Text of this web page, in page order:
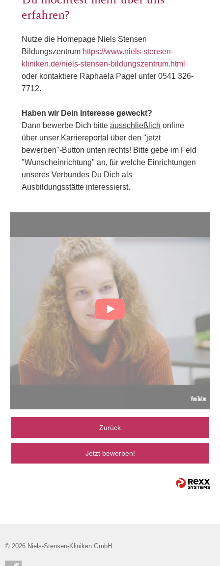
erfahren?
Nutze die Homepage Niels Stensen
Bildungszentrum https://www.niels-stensen-
kliniken.de/niels-stensen-bildungszentrum.html
oder kontaktiere Raphaela Pagel unter 0541 326-
7712.
Haben wir Dein Interesse geweckt?
Dann bewerbe Dich bitte ausschließlich online
über unser Karriereportal über den "jetzt
bewerben"-Button unten rechts! Bitte gebe im Feld
"Wunscheinrichtung" an, für welche Einrichtungen
unseres Verbundes Du Dich als
Ausbildungsstätte interessierst.
Zurück
Jetzt bewerben!
© 2026 Niels-Stensen-Kliniken GmbH